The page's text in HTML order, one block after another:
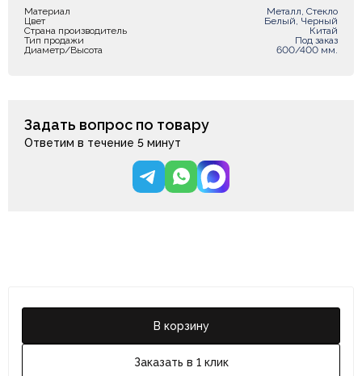
В корзину
Заказать в 1 клик
Материал
Металл, Стекло
Цвет
Белый, Черный
Страна производитель
Китай
Тип продажи
Под заказ
Диаметр/Высота
600/400 мм.
Задать вопрос по товару
Ответим в течение 5 минут